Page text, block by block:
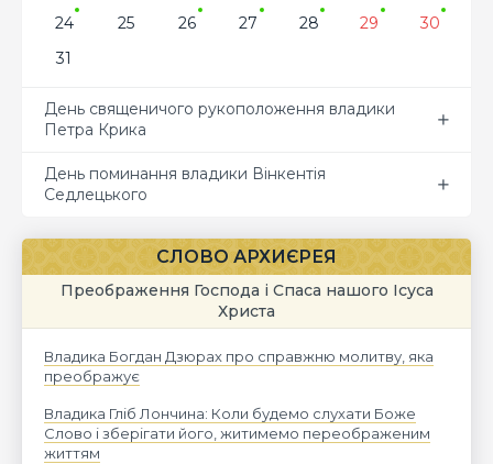
24
25 26 27 28 29
30
31
День священичого рукоположення владики
Петра Крика
День поминання владики Вінкентія
Седлецького
СЛОВО АРХИЄРЕЯ
Преображення Господа і Спаса нашого Ісуса
Христа
Владика Богдан Дзюрах про справжню молитву, яка
преображує
Владика Гліб Лончина: Коли будемо слухати Боже
Слово і зберігати його, житимемо переображеним
життям